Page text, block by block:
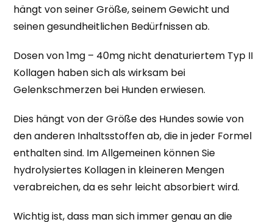
hängt von seiner Größe, seinem Gewicht und
seinen gesundheitlichen Bedürfnissen ab.
Dosen von 1mg – 40mg nicht denaturiertem Typ II
Kollagen haben sich als wirksam bei
Gelenkschmerzen bei Hunden erwiesen.
Dies hängt von der Größe des Hundes sowie von
den anderen Inhaltsstoffen ab, die in jeder Formel
enthalten sind. Im Allgemeinen können Sie
hydrolysiertes Kollagen in kleineren Mengen
verabreichen, da es sehr leicht absorbiert wird.
Wichtig ist, dass man sich immer genau an die